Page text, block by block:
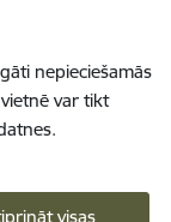
nepieciešamās
var tikt
visas